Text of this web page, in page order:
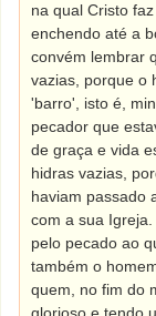
na qual Cristo
enchendo até a
convém lembrar
vazias, porque o
'barro', isto é,
pecador que
de graça e vida
hidras vazias,
haviam passado
com a sua Igreja.
pelo pecado ao
também o
quem, no fim do